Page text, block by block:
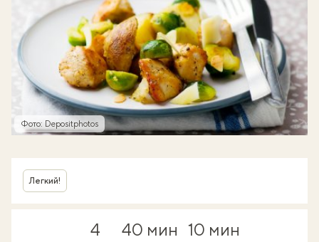
Фото: Depositphotos
Легкий!
4 40 мин 10 мин